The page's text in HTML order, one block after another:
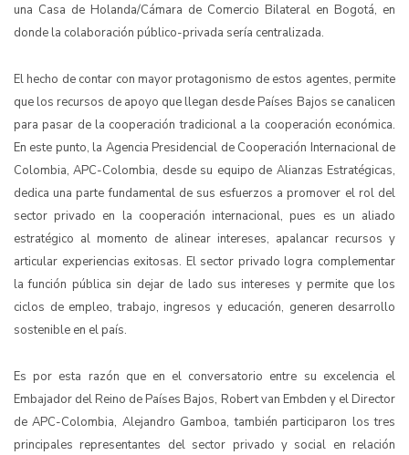
una Casa de Holanda/Cámara de Comercio Bilateral en Bogotá, en
donde la colaboración público-privada sería centralizada.
El hecho de contar con mayor protagonismo de estos agentes, permite
que los recursos de apoyo que llegan desde Países Bajos se canalicen
para pasar de la cooperación tradicional a la cooperación económica.
En este punto, la Agencia Presidencial de Cooperación Internacional de
Colombia, APC-Colombia, desde su equipo de Alianzas Estratégicas,
dedica una parte fundamental de sus esfuerzos a promover el rol del
sector privado en la cooperación internacional, pues es un aliado
estratégico al momento de alinear intereses, apalancar recursos y
articular experiencias exitosas. El sector privado logra complementar
la función pública sin dejar de lado sus intereses y permite que los
ciclos de empleo, trabajo, ingresos y educación, generen desarrollo
sostenible en el país.
Es por esta razón que en el conversatorio entre su excelencia el
Embajador del Reino de Países Bajos, Robert van Embden y el Director
de APC-Colombia, Alejandro Gamboa, también participaron los tres
principales representantes del sector privado y social en relación